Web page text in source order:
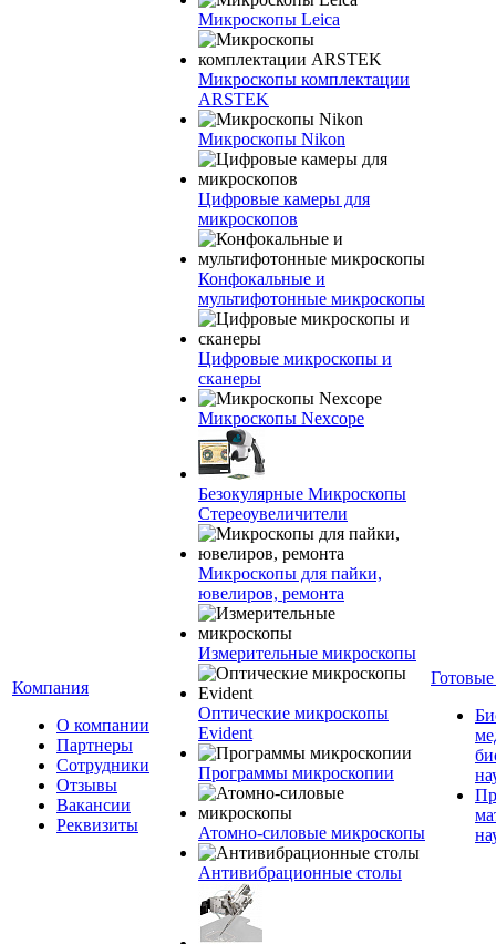
Компания
О компании
Партнеры
Сотрудники
Отзывы
Вакансии
Реквизиты
Микроскопы Leica
Микроскопы комплектации
ARSTEK
Микроскопы Nikon
Цифровые камеры для
микроскопов
Конфокальные и
мультифотонные микроскопы
Цифровые микроскопы и
сканеры
Микроскопы Nexcope
Безокулярные Микроскопы
Стереоувеличители
Микроскопы для пайки,
ювелиров, ремонта
Измерительные микроскопы
Оптические микроскопы
Evident
Программы микроскопии
Атомно-силовые микроскопы
Антивибрационные столы